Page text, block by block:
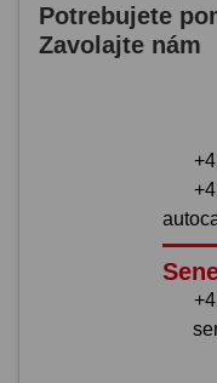
Potrebujete
Zavolajte nám